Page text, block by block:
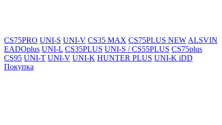
CS75PRO UNI-S UNI-V CS35 MAX CS75PLUS NEW ALSVIN
EADOplus UNI-L CS35PLUS UNI-S / CS55PLUS CS75plus
CS95 UNI-T UNI-V UNI-K HUNTER PLUS UNI-K iDD
Покупка